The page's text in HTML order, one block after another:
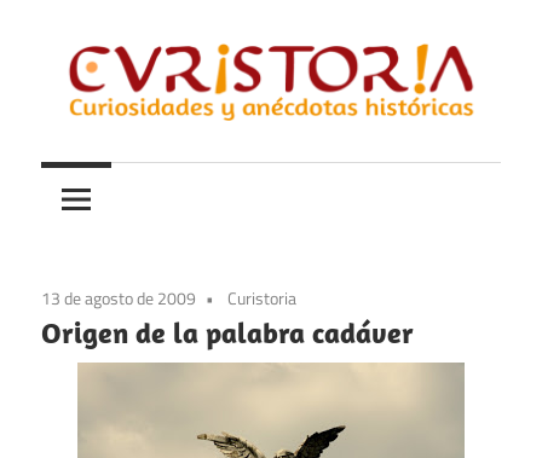
contenido
Curistoria
y
anécdotas
historia
13 de agosto de 2009 Curistoria
Origen de la palabra cadáver